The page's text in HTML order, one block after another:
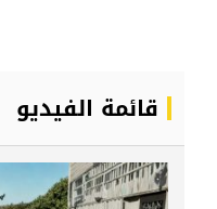
قائمة الفيديو